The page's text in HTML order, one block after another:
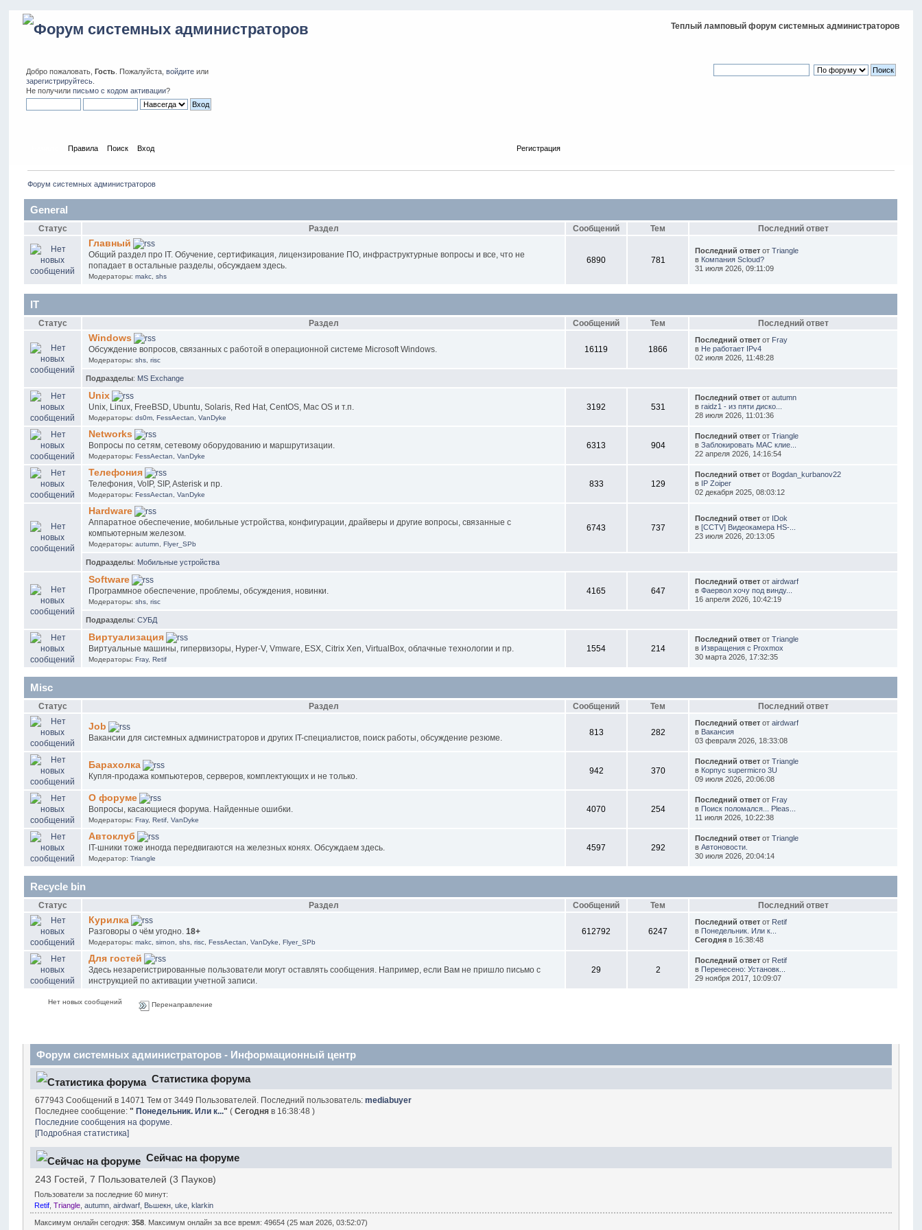
Теплый ламповый форум системных администраторов
Добро пожаловать,Гость . Пожалуйста,войдите или
зарегистрируйтесь
Не получилиписьмо с кодом активации?
Правила Поиск Вход Регистрация
Форум системных администраторов
General
Статус Раздел Сообщений Тем Последний ответ
Главный
Общий раздел про IT. Обучение, сертификация, лицензирование ПО, инфраструктурные вопросы и все, что не
попадает в остальные разделы, обсуждаем здесь.
Модераторы:makc ,shs
6890 781
Последний ответот Triangle
в Компания Scloud?
31 июля 2026, 09:11:09
IT
Статус Раздел Сообщений Тем Последний ответ
Windows
Обсуждение вопросов, связанных с работой в операционной системе Microsoft Windows.
Модераторы:shs ,risc
16119 1866
Последний ответот Fray
в Не работает IPv4
02 июля 2026, 11:48:28
Подразделы: MS Exchange
Unix
Unix, Linux, FreeBSD, Ubuntu, Solaris, Red Hat, CentOS, Mac OS и т.п.
Модераторы:ds0m ,FessAectan ,VanDyke
3192 531
Последний ответот autumn
в raidz1 - из пяти диско...
28 июля 2026, 11:01:36
Networks
Вопросы по сетям, сетевому оборудованию и маршрутизации.
Модераторы:FessAectan ,VanDyke
6313 904
Последний ответот Triangle
в Заблокировать MAC клие...
22 апреля 2026, 14:16:54
Телефония
Телефония, VoIP, SIP, Asterisk и пр.
Модераторы:FessAectan ,VanDyke
833 129
Последний ответот Bogdan_kurbanov22
в IP Zoiper
02 декабря 2025, 08:03:12
Hardware
Аппаратное обеспечение, мобильные устройства, конфигурации, драйверы и другие вопросы, связанные с
компьютерным железом.
Модераторы:autumn ,Flyer_SPb
6743 737
Последний ответот IDok
в [CCTV] Видеокамера HS-...
23 июля 2026, 20:13:05
Подразделы: Мобильные устройства
Software
Программное обеспечение, проблемы, обсуждения, новинки.
Модераторы:shs ,risc
4165 647
Последний ответот airdwarf
в Фаервол хочу под винду...
16 апреля 2026, 10:42:19
Подразделы:СУБД
Виртуализация
Виртуальные машины, гипервизоры, Hyper-V, Vmware, ESX, Citrix Xen, VirtualBox, облачные технологии и пр.
Модераторы:Fray,Retif
1554 214
Последний ответот Triangle
в Извращения с Proxmox
30 марта 2026, 17:32:35
Misc
Статус Раздел Сообщений Тем Последний ответ
Job
Вакансии для системных администраторов и других IT-специалистов, поиск работы, обсуждение резюме.
813 282
Последний ответот airdwarf
в Вакансия
03 февраля 2026, 18:33:08
Барахолка
Купля-продажа компьютеров, серверов, комплектующих и не только.
942 370
Последний ответот Triangle
в Корпус supermicro 3U
09 июля 2026, 20:06:08
О форуме
Вопросы, касающиеся форума. Найденные ошибки.
Модераторы:Fray,Retif ,VanDyke
4070 254
Последний ответот Fray
в Поиск поломался... Pleas...
11 июля 2026, 10:22:38
Автоклуб
IT-шники тоже иногда передвигаются на железных конях. Обсуждаем здесь.
Модератор:Triangle
4597 292
Последний ответот Triangle
в Автоновости.
30 июля 2026, 20:04:14
Recycle bin
Статус Раздел Сообщений Тем Последний ответ
Курилка
Разговоры о чём угодно.18+
Модераторы:makc ,sirnon ,shs ,risc ,FessAectan ,VanDyke ,Flyer_SPb
612792 6247
Последний ответот Retif
в Понедельник. Или к...
Сегодняв 16:38:48
Для гостей
Здесь незарегистрированные пользователи могут оставлять сообщения. Например, если Вам не пришло письмо с
инструкцией по активации учетной записи.
29 2
Последний ответот Retif
в Перенесено: Установк...
29 ноября 2017, 10:09:07
Нет новых сообщений Перенаправление
Форум системных администраторов - Информационный центр
Статистика форума
677943 Сообщений в 14071 Тем от 3449 Пользователей. Последний пользователь: mediabuyer
Последнее сообщение: " Понедельник. Или к..." ( Сегодняв 16:38:48 )
Последние сообщения на форуме.
[Подробная статистика]
Сейчас на форуме
243 Гостей, 7 Пользователей (3 Пауков)
Пользователи за последние 60 минут:
Retif, Triangle, autumn, airdwarf, Вьшекн, uke, klarkin
Максимум онлайн сегодня: 358. Максимум онлайн за все время: 49654 (25 мая 2026, 03:52:07)